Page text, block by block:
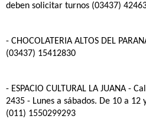
deben solicitar turnos (03437)
- CHOCOLATERIA ALTOS DEL
(03437) 15412830
- ESPACIO CULTURAL LA JUANA -
2435 - Lunes a sábados. De 10 a 12
(011) 1550299293